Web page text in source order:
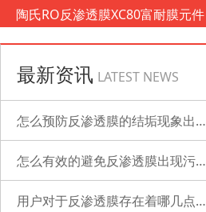
陶氏RO反渗透膜XC80富耐膜元件
最新资讯 LATEST NEWS
怎么预防反渗透膜的结垢现象出现？
怎么有效的避免反渗透膜出现污染？
用户对于反渗透膜存在着哪几点误解？